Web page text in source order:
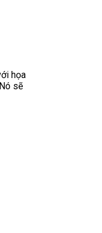
họa
sẽ